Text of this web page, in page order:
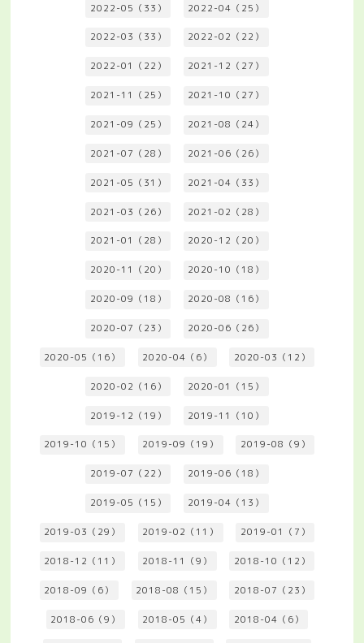
2022-05（33） 2022-04（25）
2022-03（33） 2022-02（22）
2022-01（22） 2021-12（27）
2021-11（25） 2021-10（27）
2021-09（25） 2021-08（24）
2021-07（28） 2021-06（26）
2021-05（31） 2021-04（33）
2021-03（26） 2021-02（28）
2021-01（28） 2020-12（20）
2020-11（20） 2020-10（18）
2020-09（18） 2020-08（16）
2020-07（23） 2020-06（26）
2020-05（16） 2020-04（6） 2020-03（12）
2020-02（16） 2020-01（15）
2019-12（19） 2019-11（10）
2019-10（15） 2019-09（19） 2019-08（9）
2019-07（22） 2019-06（18）
2019-05（15） 2019-04（13）
2019-03（29） 2019-02（11） 2019-01（7）
2018-12（11） 2018-11（9） 2018-10（12）
2018-09（6） 2018-08（15） 2018-07（23）
2018-06（9） 2018-05（4） 2018-04（6）